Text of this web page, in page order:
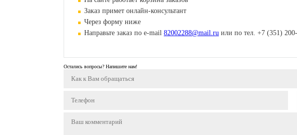
Заказ примет онлайн-консультант
Через форму ниже
Направьте заказ по e-mail 82002288@mail.ru или по тел. +7 (351)
Остались вопросы? Напишите нам!